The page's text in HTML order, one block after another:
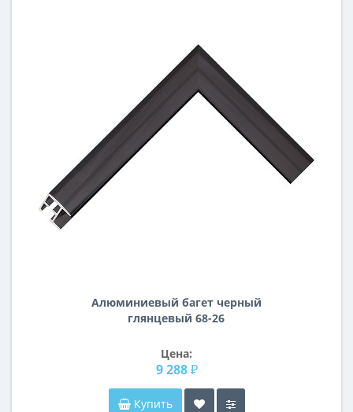
Алюминиевый багет черный
глянцевый 68-26
Цена:
9 288 ₽
Купить